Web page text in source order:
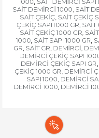
,
SAİT DEMİRCİ 1000, SAİT
SAİT ÇEKİÇ, SAİT ÇEKİÇ
ÇEKİÇ SAPI 1000 GR, SAİT
SAİT ÇEKİÇ 1000 GR,
1000, SAİT SAPI 1000 GR,
GR, SAİT GR, DEMİRCİ,
DEMİRCİ ÇEKİÇ SAPI
DEMİRCİ ÇEKİÇ SAPI GR,
ÇEKİÇ 1000 GR, DEMİRCİ
SAPI 1000, DEMİRCİ
DEMİRCİ 1000, DEMİRCİ